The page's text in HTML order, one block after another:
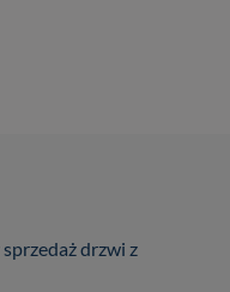
drzwi z